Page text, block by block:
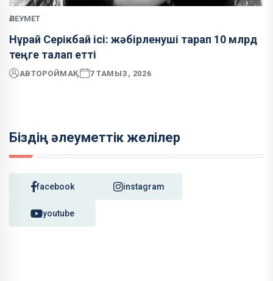
ӘЛЕУМЕТ
Нұрай Серікбай ісі: жәбірленуші тарап 10 млрд
теңге талап етті
АВТОРОЙМАҚ 7 ТАМЫЗ, 2026
Біздің әлеуметтік желілер
facebook instagram
youtube